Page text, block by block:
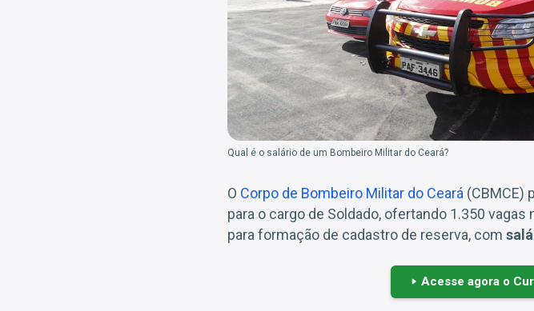
Qual é o salário de um Bombeiro Militar do Ceará?
O Corpo de Bombeiro Militar do Ceará (CBMCE)
para o cargo de Soldado, ofertando 1.350
para formação de cadastro de reserva, com
Acesse agora o